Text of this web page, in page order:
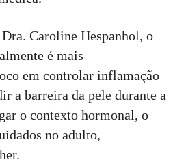
Caroline Hespanhol, o
é mais
em controlar inflamação
a barreira da pele durante a
o contexto hormonal, o
no adulto,